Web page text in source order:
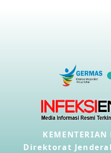
KEMENTERIAN
Direktorat